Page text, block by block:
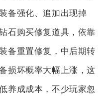
备强化、追加出现掉
石购买修复道具，依靠
备重置修复，中后期转
损坏概率大幅上涨，这
养成成本，不少玩家忽